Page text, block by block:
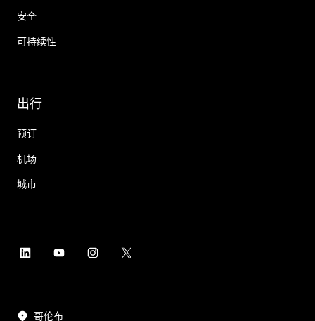
安全
可持续性
出行
预订
机场
城市
哥伦布